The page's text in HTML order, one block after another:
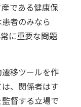
である健康保
者のみなら
に重要な問題
移ツールを作
、関係者はす
督する立場で